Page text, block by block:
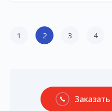
1 2 3 4